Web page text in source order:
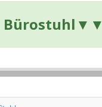
Bürostuhl ▼▼